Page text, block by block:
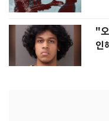
"
인